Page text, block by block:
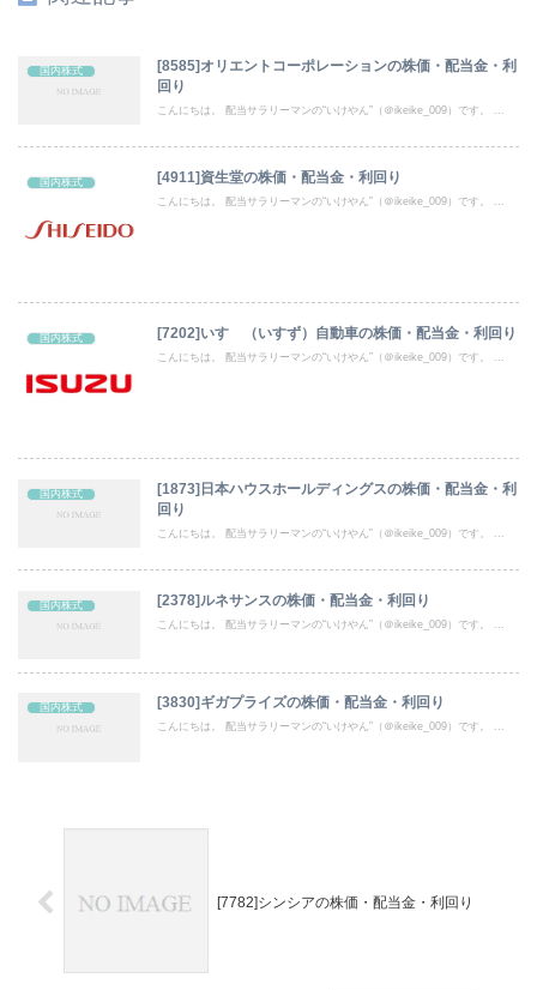
国内株式
[8585]オリエントコーポレーションの株価・配当金・利
回り
こんにちは。 配当サラリーマンの“いけやん”（＠ikeike_009）です。 ...
国内株式 [4911]資生堂の株価・配当金・利回り
こんにちは。 配当サラリーマンの“いけやん”（＠ikeike_009）です。 ...
国内株式 [7202]いすゞ（いすず）自動車の株価・配当金・利回り
こんにちは。 配当サラリーマンの“いけやん”（＠ikeike_009）です。 ...
国内株式
[1873]日本ハウスホールディングスの株価・配当金・利
回り
こんにちは。 配当サラリーマンの“いけやん”（＠ikeike_009）です。 ...
国内株式 [2378]ルネサンスの株価・配当金・利回り
こんにちは。 配当サラリーマンの“いけやん”（＠ikeike_009）です。 ...
国内株式 [3830]ギガプライズの株価・配当金・利回り
こんにちは。 配当サラリーマンの“いけやん”（＠ikeike_009）です。 ...
[7782]シンシアの株価・配当金・利回り